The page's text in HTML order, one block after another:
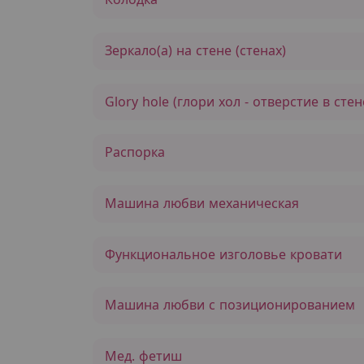
Зеркало(а) на стене (стенах)
Glory hole (глори хол - отверстие в
Распорка
Машина любви механическая
Функциональное изголовье кровати
Машина любви с позиционированием
Мед. фетиш